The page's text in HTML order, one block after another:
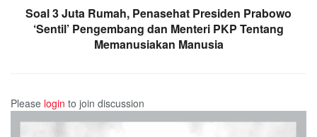
Soal 3 Juta Rumah, Penasehat Presiden Prabowo
‘Sentil’ Pengembang dan Menteri PKP Tentang
Memanusiakan Manusia
Please login to join discussion